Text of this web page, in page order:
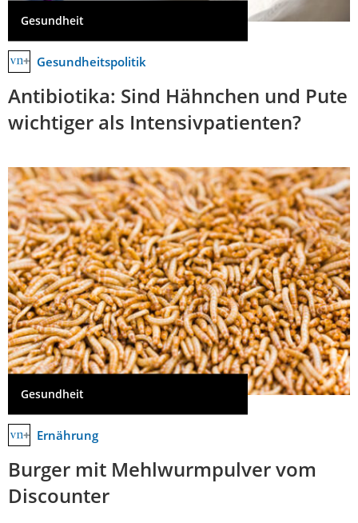
Gesundheit
Gesundheitspolitik
Antibiotika: Sind Hähnchen und Pute
wichtiger als Intensivpatienten?
Gesundheit
Ernährung
Burger mit Mehlwurmpulver vom
Discounter